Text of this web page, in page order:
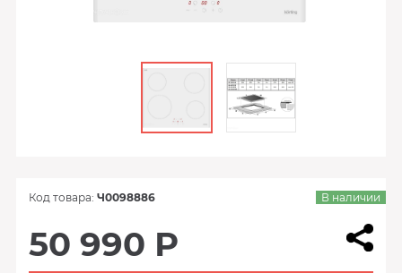
Код товара: Ч0098886 В наличии
50 990 Р